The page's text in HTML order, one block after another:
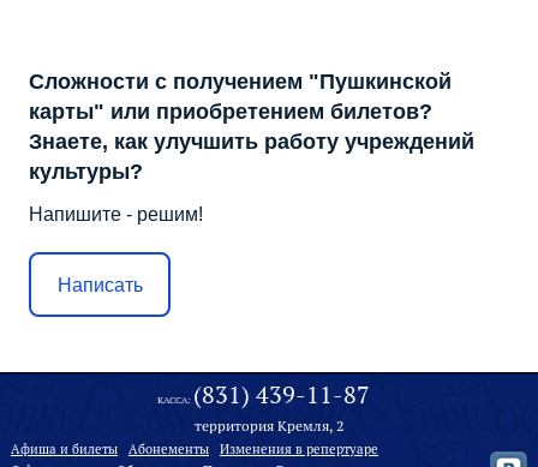
Сложности с получением "Пушкинской
карты" или приобретением билетов?
Знаете, как улучшить работу учреждений
культуры?
Напишите - решим!
Написать
КАССА: (831) 439-11-87
территория Кремля, 2
Афиша и билеты Абонементы
Изменения в репертуаре